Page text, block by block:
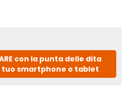
con la punta delle dita
tuo smartphone o tablet